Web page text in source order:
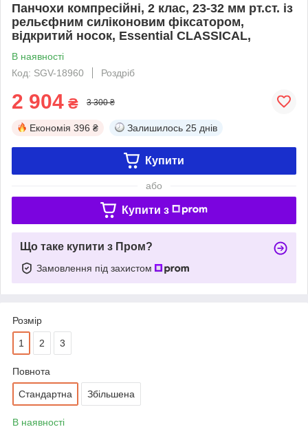
Панчохи компресійні, 2 клас, 23-32 мм рт.ст. із
рельєфним силіконовим фіксатором,
відкритий носок, Essential CLASSICAL,
В наявності
Код: SGV-18960
Роздріб
2 904 ₴ 3 300 ₴
Економія 396 ₴ Залишилось 25 днів
Купити
або
Купити з
Що таке купити з Пром?
Замовлення під захистом
Розмір
1 2 3
Повнота
Стандартна Збільшена
В наявності